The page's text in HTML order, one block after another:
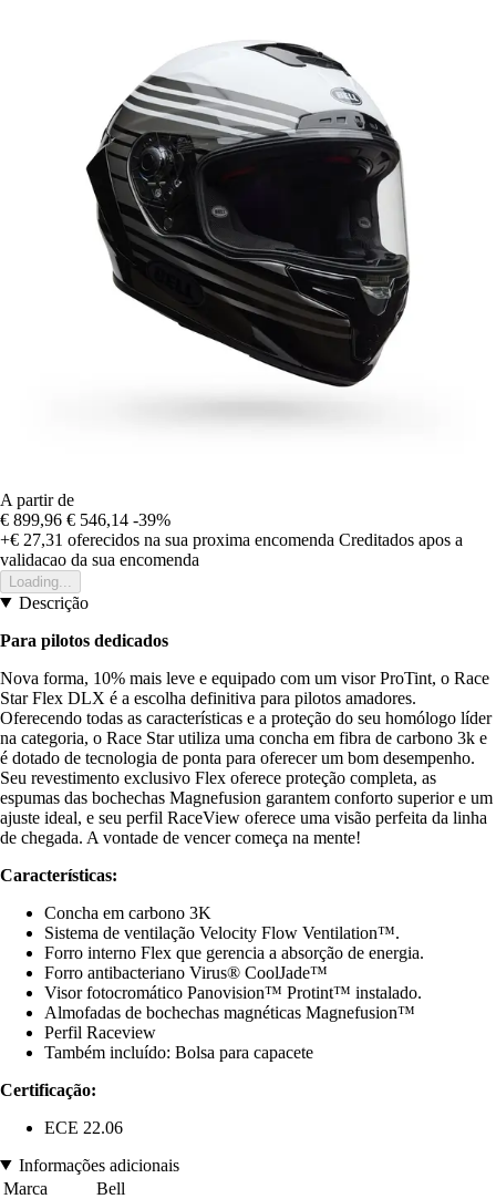
A partir de
€ 899,96 € 546,14 -39%
+€ 27,31 oferecidos na sua proxima encomenda Creditados apos a
validacao da sua encomenda
Loading...
Descrição
Para pilotos dedicados
Nova forma, 10% mais leve e equipado com um visor ProTint, o Race
Star Flex DLX é a escolha definitiva para pilotos amadores.
Oferecendo todas as características e a proteção do seu homólogo líder
na categoria, o Race Star utiliza uma concha em fibra de carbono 3k e
é dotado de tecnologia de ponta para oferecer um bom desempenho.
Seu revestimento exclusivo Flex oferece proteção completa, as
espumas das bochechas Magnefusion garantem conforto superior e um
ajuste ideal, e seu perfil RaceView oferece uma visão perfeita da linha
de chegada. A vontade de vencer começa na mente!
Características:
Concha em carbono 3K
Sistema de ventilação Velocity Flow Ventilation™.
Forro interno Flex que gerencia a absorção de energia.
Forro antibacteriano Virus® CoolJade™
Visor fotocromático Panovision™ Protint™ instalado.
Almofadas de bochechas magnéticas Magnefusion™
Perfil Raceview
Também incluído: Bolsa para capacete
Certificação:
ECE 22.06
Informações adicionais
Marca
Bell